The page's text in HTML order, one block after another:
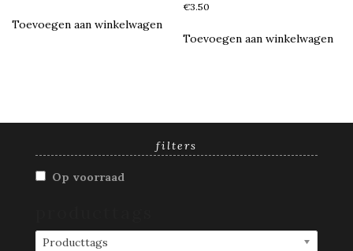
Toevoegen aan winkelwagen
€3.50
Toevoegen aan winkelwagen
filters
Op voorraad
Producttags